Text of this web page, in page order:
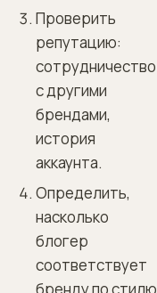
Проверить
репутацию:
сотрудничество
с другими
брендами,
история
аккаунта.
Определить,
насколько
блогер
соответствует